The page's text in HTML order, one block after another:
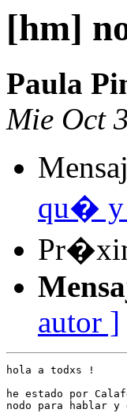
[hm]
Paula
Mie Oct
qu� y
autor ]
hola a todxs !
he estado por
nodo para hablar